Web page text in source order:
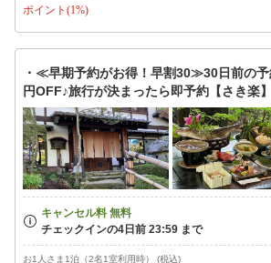
ポイント(1%)
・≪早期予約がお得！早割30≫30日前の
円OFF♪旅行が決まったら即予約【さき楽】
お1人さま1泊（2名1室利用時） (税込)